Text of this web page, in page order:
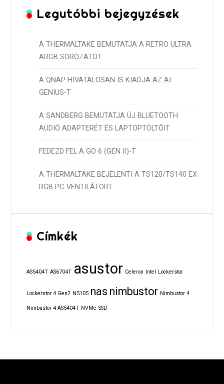
Legutóbbi bejegyzések
A THERMALTAKE BEMUTATJA A RETRO ULTRA
ARGB SOROZATOT
A QNAP HIVATALOSAN IS KIADJA AZ AI
GENIUS-T
A SANDBERG BEMUTATJA ÚJ BLUETOOTH
AUDIÓ ADAPTERÉT ÉS LAPTOPTÖLTŐIT
FEDEZD FEL A GO 6 (GEN II)-T
A THERMALTAKE BEJELENTI A TS120/TS140 EX
RGB PC-VENTILÁTORT
Címkék
AS5404T AS6704T asustor Celeron Intel Lockerstor
Lockerstor 4 Gen2 N5105 nas nimbustor Nimbustor 4
Nimbustor 4 AS5404T NVMe SSD